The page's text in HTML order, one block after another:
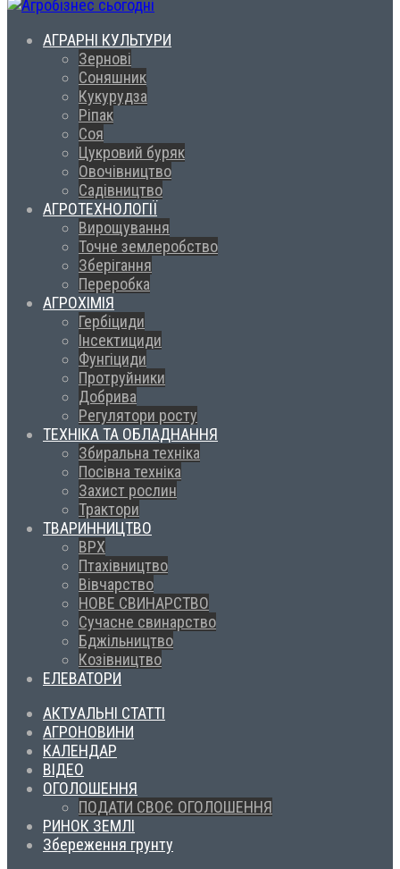
АГРАРНІ КУЛЬТУРИ
Зернові
Соняшник
Кукурудза
Ріпак
Соя
Цукровий буряк
Овочівництво
Садівництво
АГРОТЕХНОЛОГІЇ
Вирощування
Точне землеробство
Зберігання
Переробка
АГРОХІМІЯ
Гербіциди
Інсектициди
Фунгіциди
Протруйники
Добрива
Регулятори росту
ТЕХНІКА ТА ОБЛАДНАННЯ
Збиральна техніка
Посівна техніка
Захист рослин
Трактори
ТВАРИННИЦТВО
ВРХ
Птахівництво
Вівчарство
НОВЕ СВИНАРСТВО
Сучасне свинарство
Бджільництво
Козівництво
ЕЛЕВАТОРИ
АКТУАЛЬНІ СТАТТІ
АГРОНОВИНИ
КАЛЕНДАР
ВІДЕО
ОГОЛОШЕННЯ
ПОДАТИ СВОЄ ОГОЛОШЕННЯ
РИНОК ЗЕМЛІ
Збереження грунту